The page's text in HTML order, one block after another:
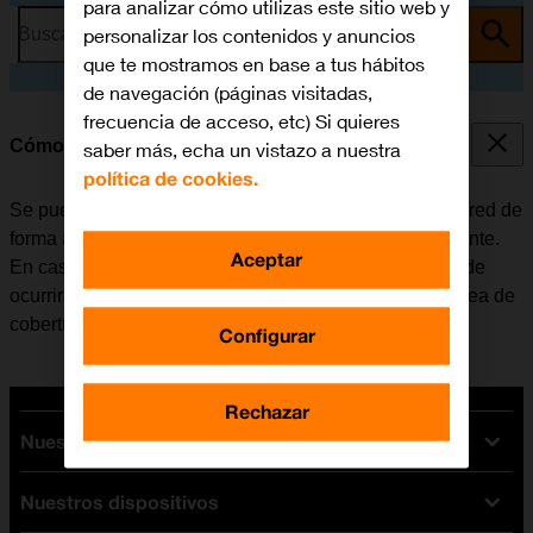
Busca por problema o tema
Cómo seleccionar una red
Se puede configurar el móvil para que seleccione una red de
forma automática o se puede elegir una red manualmente.
En caso de seleccionar una red de forma manual, puede
ocurrir que el móvil pierda la conexión si se sale del área de
cobertura de la red seleccionada.
Nuestras tarifas
Tarifas Orange
Nuestros dispositivos
para analizar cómo utilizas este sitio web y
personalizar los contenidos y anuncios
que te mostramos en base a tus hábitos
de navegación (páginas visitadas,
frecuencia de acceso, etc) Si quieres
saber más, echa un vistazo a nuestra
política de cookies.
Configurar
Rechazar
Aceptar